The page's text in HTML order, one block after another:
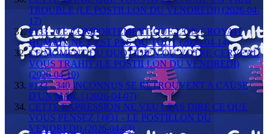
TROUBLE (LE POSTILLON DU VENDREDI) (2026-04-
17)
#133 - CE COMPORTEMENT QUE L'ON CROYAIT
HUMAIN NE L'EST PAS DU TOUT (2026-04-14)
CE MOMENT DU QUOTIDIEN OU VOTRE CERVEAU
VOUS TRAHIT (LE POSTILLON DU VENDREDI)
(2026-04-10)
#132 - 340 INCONNUS SE RETROUVENT A CAUSE
D'UN MAIL ! (2026-04-07)
CETTE EXPRESSION NE VEUT PAS DIRE CE QUE
VOUS PENSEZ ! (#31 - LE POSTILLON DU
VENDREDI) (2026-04-03)